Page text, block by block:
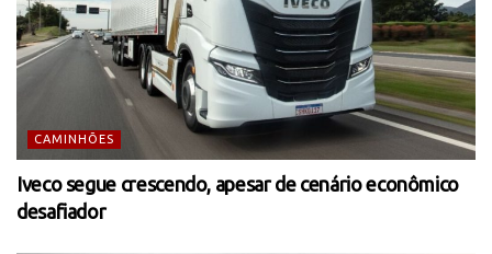
CAMINHÕES
Iveco segue crescendo, apesar de cenário econômico
desafiador